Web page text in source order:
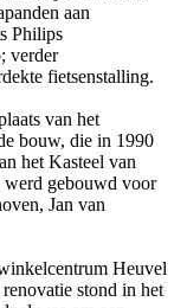
aan
Philips
verder
fietsenstalling.
van het
bouw, die in 1990
het Kasteel van
gebouwd voor
Jan van
Heuvel
stond in het